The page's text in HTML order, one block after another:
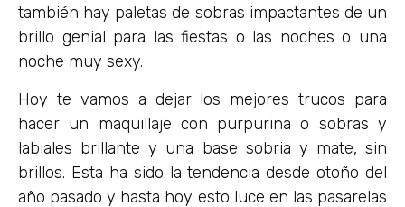
también hay paletas de sobras impactantes de un
brillo genial para las fiestas o las noches o una
noche muy sexy.
Hoy te vamos a dejar los mejores trucos para
hacer un maquillaje con purpurina o sobras y
labiales brillante y una base sobria y mate, sin
brillos. Esta ha sido la tendencia desde otoño del
año pasado y hasta hoy esto luce en las pasarelas